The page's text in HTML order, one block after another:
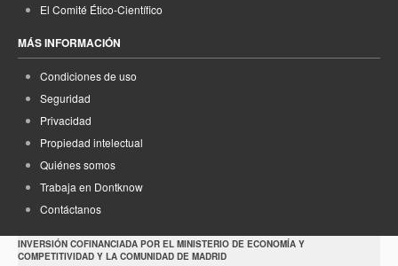
El Comité Ético-Científico
MÁS INFORMACIÓN
Condiciones de uso
Seguridad
Privacidad
Propiedad intelectual
Quiénes somos
Trabaja en Dontknow
Contáctanos
INVERSIÓN COFINANCIADA POR EL MINISTERIO DE ECONOMÍA Y
COMPETITIVIDAD Y LA COMUNIDAD DE MADRID